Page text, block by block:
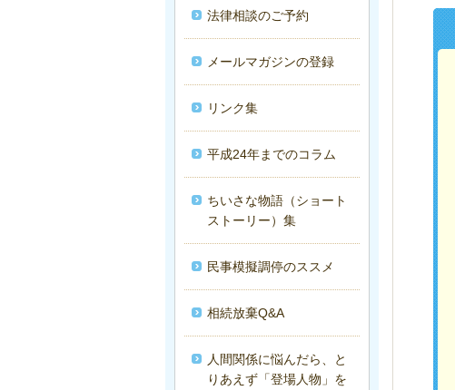
法律相談のご予約
メールマガジンの登録
リンク集
平成24年までのコラム
ちいさな物語（ショート
ストーリー）集
民事模擬調停のススメ
相続放棄Q&A
人間関係に悩んだら、と
りあえず「登場人物」を